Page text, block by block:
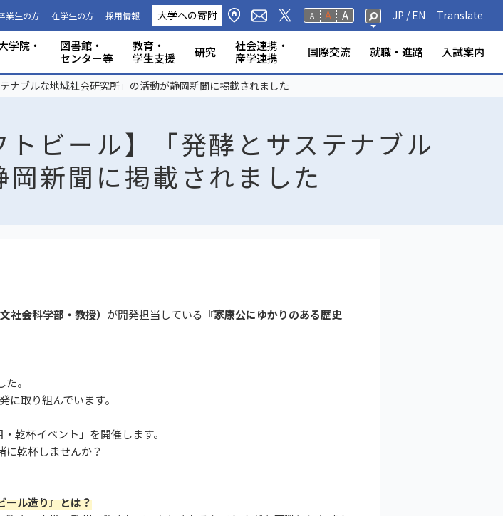
業生の方 在学生の方 採用情報 大学への寄附 A A A JP /EN Translate
理念と目標・取組
施設利用
口 大学広報
学院・
部 教育学部
工学部
創科学部 地域創造学環
所 グリーン科学技術研究所
図書館・
センター等
機構・センター等
教育・
学生支援
教育情報の公表
授業料・奨学金
グラム 学内共通規則
研究
レスリリース） 研究者情報（教員DB）
ビュー 私たちの研究室
研究フェロー・若手重点研究
研究所 取組・データベース
用
社会連携・
産学連携
産学連携
の兼業依頼
国際交流
機構につい
ABPについて
海外から静岡大学への留
海外への留
就職・進路 入試案内
受験用DATABOOK
科目等履修生・聴講生・研究
生
トビール】「発酵とサステナブル
新聞に掲載されました
ナブルな地域社会研究所」の活動が静岡新聞に掲載されました
社会科学部・教授） が開発担当している『家康公にゆかりのある歴史
。
取り組んでいます。
乾杯イベント」を開催します。
乾杯しませんか？
ール造り』とは？